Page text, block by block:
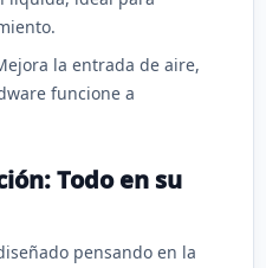
la entrada de aire,
funcione a
Todo en su
pensando en la